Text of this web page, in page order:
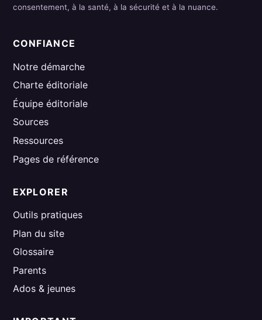
consentement, à la santé, à la sécurité et à la nuance.
CONFIANCE
Notre démarche
Charte éditoriale
Équipe éditoriale
Sources
Ressources
Pages de référence
EXPLORER
Outils pratiques
Plan du site
Glossaire
Parents
Ados & jeunes